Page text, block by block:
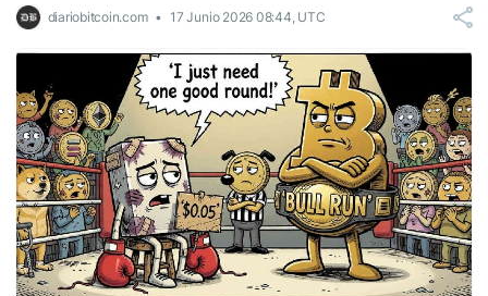
diariobitcoin.com 17 Junio 2026 08:44, UTC